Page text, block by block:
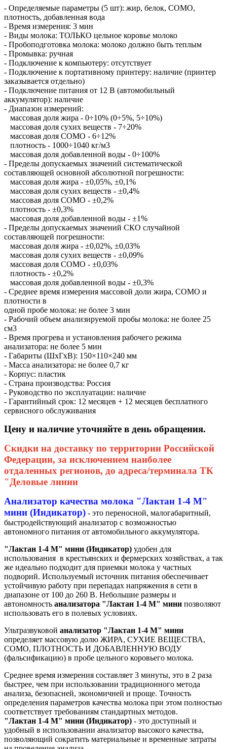
- Определяемые параметры (5 шт): жир, белок, СОМО,
плотность, добавленная вода
- Время измерения: 3 мин
- Виды молока: ТОЛЬКО цельное коровье молоко
- Пробоподготовка молока: молоко должно быть теплым
- Промывка: ручная
- Подключение к компьютеру: отсутствует
- Подключение к портативному принтеру: наличие (принтер
заказывается отдельно)
- Подключение питания от 12 В (автомобильный
аккумулятор): наличие
- Диапазон измерений:
массовая доля жира - 0÷10% (0÷5%, 5÷10%)
массовая доля сухих веществ - 7÷20%
массовая доля СОМО - 6÷12%
плотность - 1000÷1040 кг/м3
массовая доля добавленной воды - 0÷100%
- Пределы допускаемых значений систематической
составляющей основной абсолютной погрешности:
массовая доля жира - ±0,05%, ±0,1%
массовая доля сухих веществ - ±0,4%
массовая доля СОМО - ±0,2%
плотность - ±0,3%
массовая доля добавленной воды - ±1%
- Пределы допускаемых значений СКО случайной
составляющей погрешности:
массовая доля жира - ±0,02%, ±0,03%
массовая доля сухих веществ - ±0,09%
массовая доля СОМО - ±0,03%
плотность - ±0,2%
массовая доля добавленной воды - ±0,3%
- Среднее время измерения массовой доли жира, СОМО и
плотности в
одной пробе молока: не более 3 мин
- Рабочий объем анализируемой пробы молока: не более 25
см3
- Время прогрева и установления рабочего режима
анализатора: не более 5 мин
- Габариты (ШхГхВ): 150×110×240 мм
- Масса анализатора: не более 0,7 кг
- Корпус: пластик
- Страна производства: Россия
- Руководство по эксплуатации: наличие
- Гарантийный срок: 12 месяцев + 12 месяцев бесплатного
сервисного обслуживания
Цену и наличие уточняйте в день обращения.
Скидки на доставку по территории Российской
Федерации, за исключением наиболее
отдаленных регионов, до адреса/терминала ТК
"Деловые линии
Анализатор качества молока "Лактан 1-4 M"
мини (Индикатор) - это переносной, малогабаритный,
быстродействующий анализатор с возможностью
автономного питания от автомобильного аккумулятора.
"Лактан 1-4 M" мини (Индикатор) удобен для
использования в крестьянских и фермерских хозяйствах, а так
же идеально подходит для приемки молока у частных
подворий. Используемый источник питания обеспечивает
устойчивую работу при перепадах напряжения в сети в
диапазоне от 100 до 260 В. Небольшие размеры и
автономность анализатора "Лактан 1-4 М" мини позволяют
использовать его в полевых условиях.
Ультразвуковой анализатор "Лактан 1-4 М" мини
определяет массовую долю ЖИРА, СУХИЕ ВЕЩЕСТВА,
СОМО, ПЛОТНОСТЬ И ДОБАВЛЕННУЮ ВОДУ
(фальсификацию) в пробе цельного коровьего молока.
Среднее время измерения составляет 3 минуты, это в 2 раза
быстрее, чем при использовании традиционного метода
анализа, безопасней, экономичней и проще. Точность
определения параметров качества молока при этом полностью
соответствует требованиям стандартных методов.
"Лактан 1-4 М" мини (Индикатор) - это доступный и
удобный в использовании анализатор высокого качества,
позволяющий сократить материальные и временные затраты